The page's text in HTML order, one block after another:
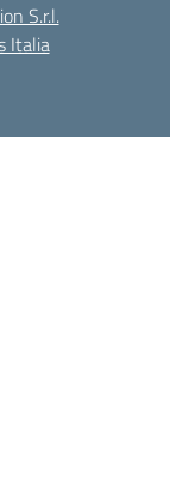
S.r.l.
Italia